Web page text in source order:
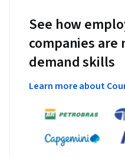
See how
companies are
demand skills
Learn more about